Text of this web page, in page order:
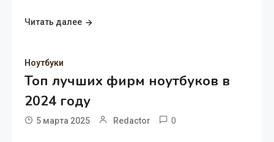
Читать далее
Ноутбуки
Топ лучших фирм ноутбуков в
2024 году
5 марта 2025 Redactor 0